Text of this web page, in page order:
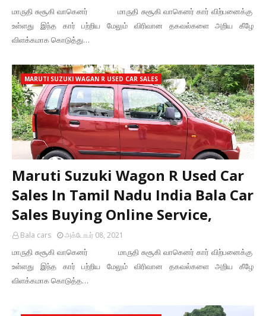
மாருதி சுசூகி வாகெனர் மாருதி சுசூகி வாகெனர் கார் விற்பனைக்கு
உள்ளது இந்த கார் பற்றிய மேலும் விரிவான தகவல்களை அறிய கீழே
விளக்கமாக கொடுத்து…
MARUTI SUZUKI WAGAN R USED CAR SALES
Maruti Suzuki Wagon R Used Car
Sales In Tamil Nadu India Bala Car
Sales Buying Online Service,
Bala cars அக்டோபர் 08, 2021
மாருதி சுசூகி வாகெனர் மாருதி சுசூகி வாகெனர் கார் விற்பனைக்கு
உள்ளது இந்த கார் பற்றிய மேலும் விரிவான தகவல்களை அறிய கீழே
விளக்கமாக கொடுத்த…